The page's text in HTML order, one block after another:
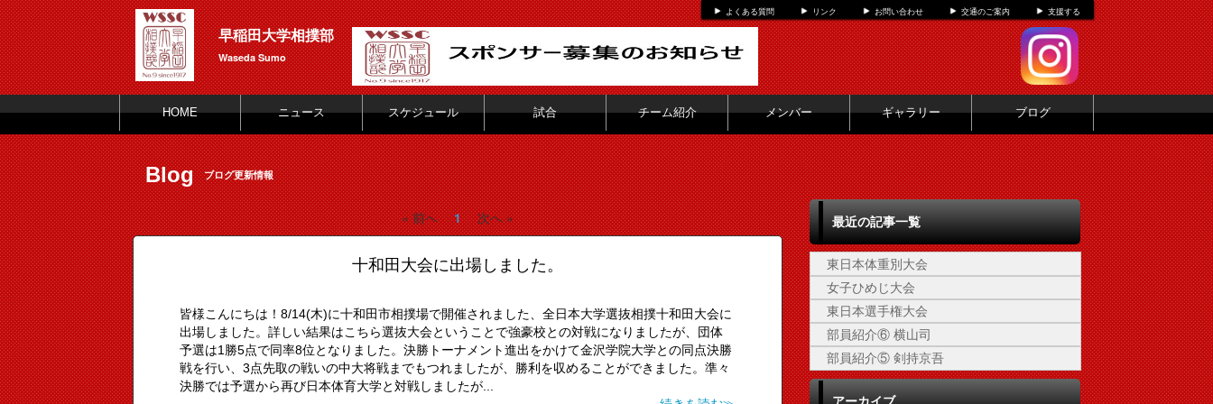
よくある質問 リンク お問い合わせ 交通のご案内 支援する
早稲田大学相撲部
Waseda Sumo
HOME ニュース スケジュール 試合 チーム紹介 メンバー ギャラリー ブログ
Blog ブログ更新情報
« 前へ 1 次へ »
十和田大会に出場しました。
皆様こんにちは！8/14(木)に十和田市相撲場で開催されました、全日本大学選抜相撲十和田大会に
出場しました。詳しい結果はこちら選抜大会ということで強豪校との対戦になりましたが、団体
予選は1勝5点で同率8位となりました。決勝トーナメント進出をかけて金沢学院大学との同点決勝
戦を行い、3点先取の戦いの中大将戦までもつれましたが、勝利を収めることができました。準々
決勝では予選から再び日本体育大学と対戦しましたが...
最近の記事一覧
東日本体重別大会
女子ひめじ大会
東日本選手権大会
部員紹介⑥ 横山司
部員紹介⑤ 剣持京吾